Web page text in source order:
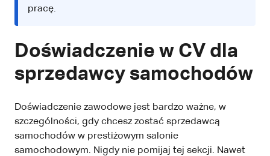
pracę.
Doświadczenie w CV dla
sprzedawcy samochodów
Doświadczenie zawodowe jest bardzo ważne, w
szczególności, gdy chcesz zostać sprzedawcą
samochodów w prestiżowym salonie
samochodowym. Nigdy nie pomijaj tej sekcji. Nawet